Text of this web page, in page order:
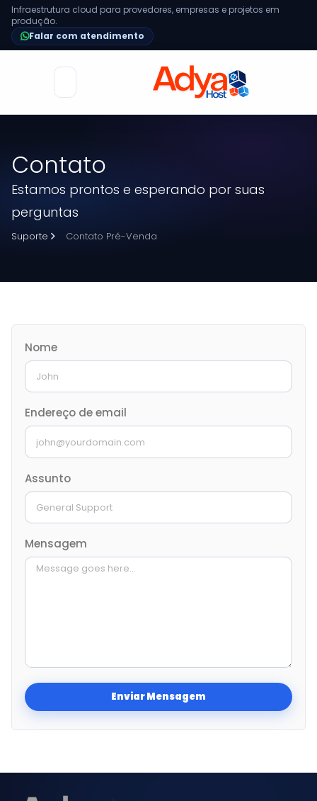
Infraestrutura cloud para provedores, empresas e projetos em
produção.
Falar com atendimento
Alternar
Contato
Estamos prontos e esperando por suas
perguntas
Suporte Contato Pré-Venda
Nome
Endereço de email
Assunto
Mensagem
Enviar Mensagem